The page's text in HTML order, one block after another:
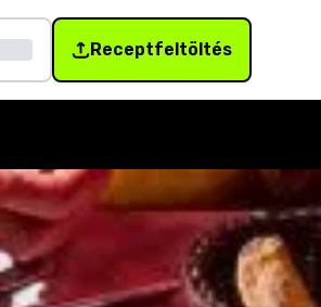
Receptfeltöltés